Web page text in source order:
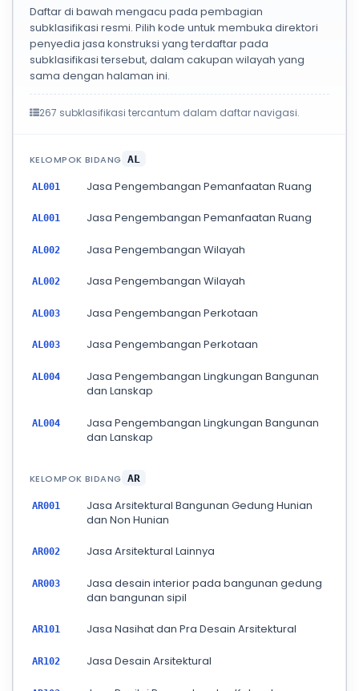
Daftar di bawah mengacu pada pembagian
subklasifikasi resmi. Pilih kode untuk membuka direktori
penyedia jasa konstruksi yang terdaftar pada
subklasifikasi tersebut, dalam cakupan wilayah yang
sama dengan halaman ini.
267 subklasifikasi tercantum dalam daftar navigasi.
KELOMPOK BIDANG AL
AL001 Jasa Pengembangan Pemanfaatan Ruang
AL001 Jasa Pengembangan Pemanfaatan Ruang
AL002 Jasa Pengembangan Wilayah
AL002 Jasa Pengembangan Wilayah
AL003 Jasa Pengembangan Perkotaan
AL003 Jasa Pengembangan Perkotaan
AL004
Jasa Pengembangan Lingkungan Bangunan
dan Lanskap
AL004
Jasa Pengembangan Lingkungan Bangunan
dan Lanskap
KELOMPOK BIDANG AR
AR001
Jasa Arsitektural Bangunan Gedung Hunian
dan Non Hunian
AR002 Jasa Arsitektural Lainnya
AR003
Jasa desain interior pada bangunan gedung
dan bangunan sipil
AR101 Jasa Nasihat dan Pra Desain Arsitektural
AR102 Jasa Desain Arsitektural